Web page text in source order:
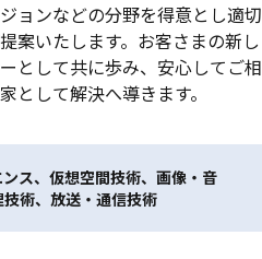
ョンなどの分野を得意とし適切
案いたします。お客さまの新し
として共に歩み、安心してご相
として解決へ導きます。
ス、仮想空間技術、画像・音
術、放送・通信技術